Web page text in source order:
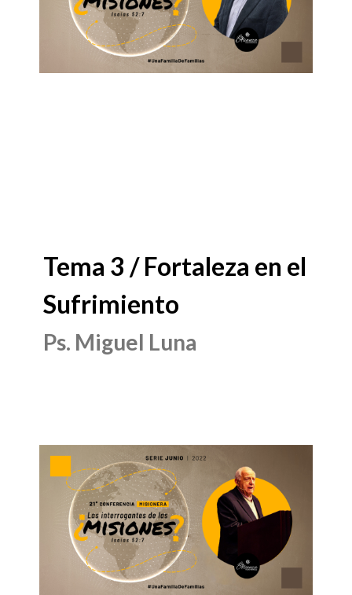
Tema 3 / Fortaleza en el
Sufrimiento
Ps. Miguel Luna